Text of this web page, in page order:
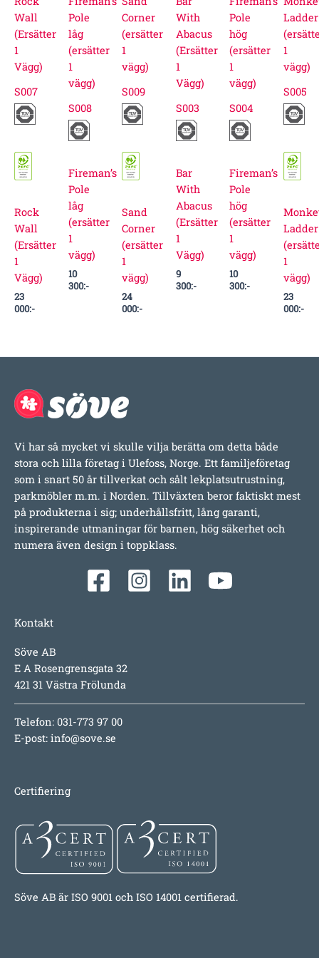
S007
Rock
Wall
(Ersätter
1
Vägg)
23
000:-
S008
Fireman’s
Pole
låg
(ersätter
1
vägg)
10
300:-
S009
Sand
Corner
(ersätter
1
vägg)
24
000:-
S003
Bar
With
Abacus
(Ersätter
1
Vägg)
9
300:-
S004
Fireman’s
Pole
hög
(ersätter
1
vägg)
10
300:-
S005
Ladder
1
vägg)
23
000:-
Vi har så mycket vi skulle vilja berätta om detta både
stora och lilla företag i Ulefoss, Norge. Ett familjeföretag
som i snart 50 år tillverkat och sålt lekplatsutrustning,
parkmöbler m.m. i Norden. Tillväxten beror faktiskt mest
på produkterna i sig; underhållsfritt, lång garanti,
inspirerande utmaningar för barnen, hög säkerhet och
numera även design i toppklass.
Kontakt
Söve AB
E A Rosengrensgata 32
421 31 Västra Frölunda
Telefon: 031-773 97 00
E-post: info@sove.se
Certifiering
Söve AB är ISO 9001 och ISO 14001 certifierad.